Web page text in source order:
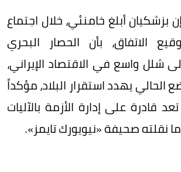
بزشكيان أبلغ خامنئي، خلال اجتماع
الاتفاق، بأن الحصار البحري
شلل واسع في الاقتصاد الإيراني،
الحالي يهدد استقرار البلاد، مؤكداً
قادرة على إدارة الأزمة بالآليات
نقلته صحيفة «نيويورك تايمز».